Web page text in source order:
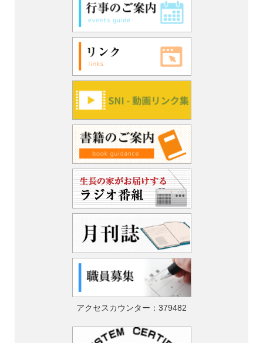
アクセスカウンター： 379482